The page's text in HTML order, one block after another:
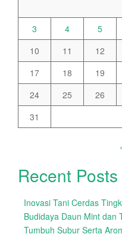
3
4 5
10
11 12
17
18 19
24
25 26
31
Recent Posts
Inovasi Tani Cerdas
Budidaya Daun Mint dan
Tumbuh Subur Serta